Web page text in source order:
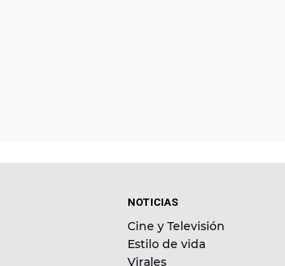
NOTICIAS
Cine y Televisión
Estilo de vida
Virales